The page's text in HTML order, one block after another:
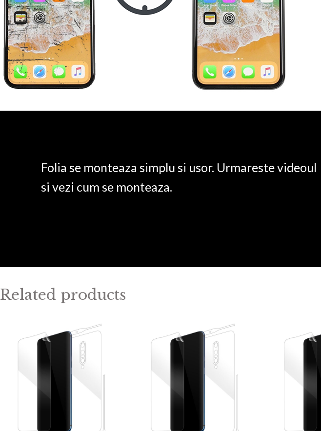
Folia se monteaza simplu si usor. Urmareste videoul
si vezi cum se monteaza.
Related products